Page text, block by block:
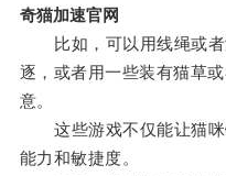
奇猫加速官网
比如，可以用线绳或者
逐，或者用一些装有猫草
意。
这些游戏不仅能让猫咪
能力和敏捷度。